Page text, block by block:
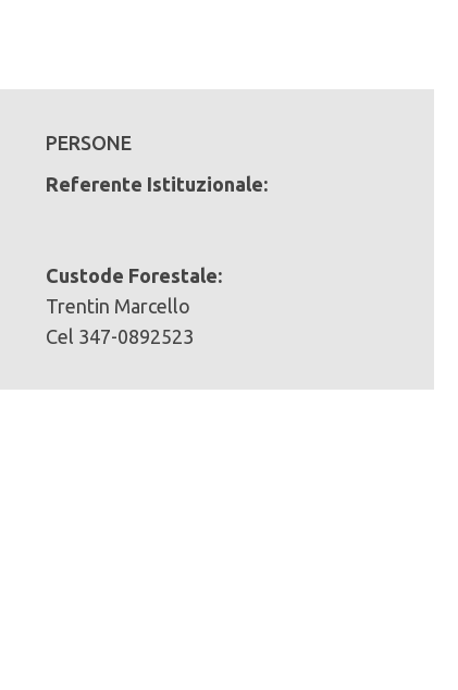
PERSONE
Referente Istituzionale:
Custode Forestale:
Trentin Marcello
Cel 347-0892523